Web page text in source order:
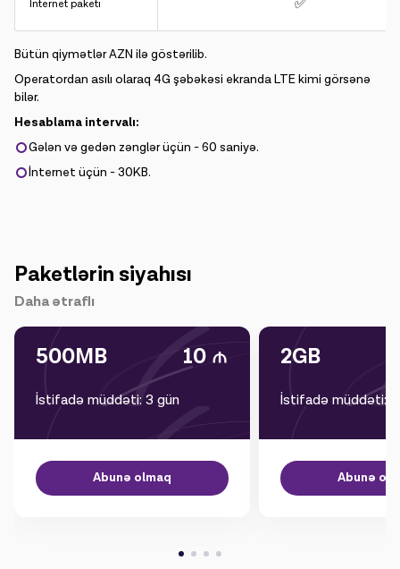
İnternet paketi ✅
Bütün qiymətlər AZN ilə göstərilib.
Operatordan asılı olaraq 4G şəbəkəsi ekranda LTE kimi görsənə
bilər.
Hesablama intervalı:
Gələn və gedən zənglər üçün - 60 saniyə.
İnternet üçün - 30KB.
Paketlərin siyahısı
Daha ətraflı
500MB 10
İstifadə müddəti: 3 gün
Abunə olmaq
2GB
İstifadə müddəti:
Abunə